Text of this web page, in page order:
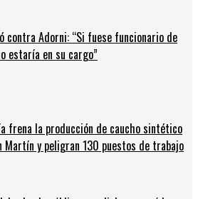
contra Adorni: “Si fuese funcionario de
estaría en su cargo”
frena la producción de caucho sintético
Martín y peligran 130 puestos de trabajo